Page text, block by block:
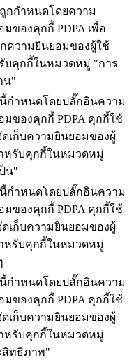
กกำหนดโดยความ
มของคุกกี้ PDPA เพื่อ
ความยินยอมของผู้ใช้
บคุกกี้ในหมวดหมู่ "การ
น"
กำหนดโดยปลั๊กอินความ
มของคุกกี้ PDPA คุกกี้ใช้
ดเก็บความยินยอมของผู้
หรับคุกกี้ในหมวดหมู่
น"
กำหนดโดยปลั๊กอินความ
มของคุกกี้ PDPA คุกกี้ใช้
ดเก็บความยินยอมของผู้
หรับคุกกี้ในหมวดหมู่
กำหนดโดยปลั๊กอินความ
มของคุกกี้ PDPA คุกกี้ใช้
ดเก็บความยินยอมของผู้
หรับคุกกี้ในหมวดหมู่
สิทธิภาพ"